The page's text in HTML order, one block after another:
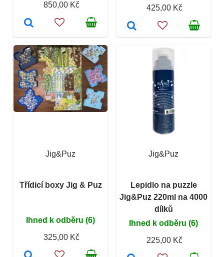
850,00 Kč
425,00 Kč
Jig&Puz
Třídicí boxy Jig & Puz
Ihned k odběru (6)
325,00 Kč
Jig&Puz
Lepidlo na puzzle
Jig&Puz 220ml na 4000
dílků
Ihned k odběru (6)
225,00 Kč